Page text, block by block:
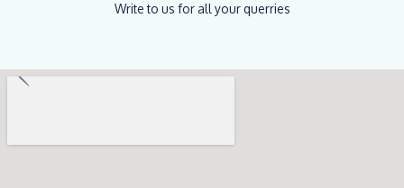
Write to us for all your querries